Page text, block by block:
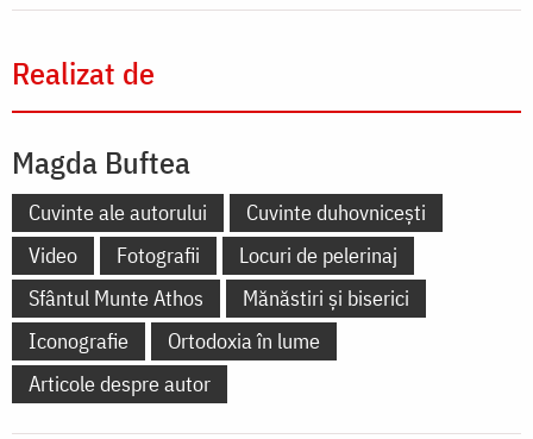
Realizat de
Magda Buftea
Cuvinte ale autorului
Cuvinte duhovnicești
Video
Fotografii
Locuri de pelerinaj
Sfântul Munte Athos
Mănăstiri și biserici
Iconografie
Ortodoxia în lume
Articole despre autor